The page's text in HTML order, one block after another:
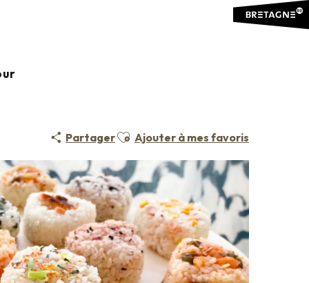
PartagerAjouter aux favoris
Ajouter à mes favoris